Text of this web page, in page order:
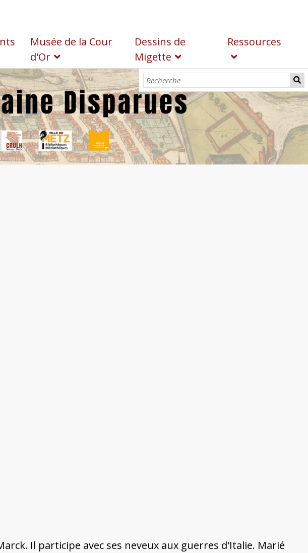
Musée de la Cour
d'Or
Dessins de
Migette
Ressources
Il participe avec ses neveux aux guerres d'Italie. Marié